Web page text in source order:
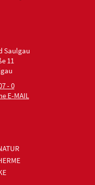
Saulgau
11
- 0
E-MAIL